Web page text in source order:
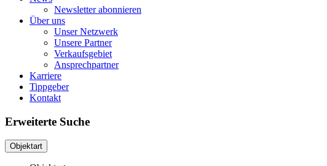
Newsletter abonnieren
Über uns
Unser Netzwerk
Unsere Partner
Verkaufsgebiet
Ansprechpartner
Karriere
Tippgeber
Kontakt
Erweiterte Suche
Objektart